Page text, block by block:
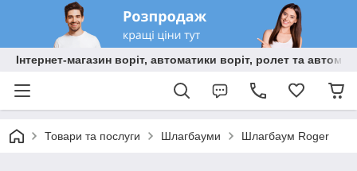
Інтернет-магазин воріт, автоматики воріт, ролет та
Товари та послуги Шлагбауми Шлагбаум Roger